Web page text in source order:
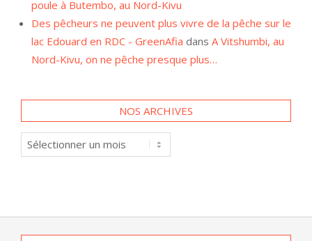
Des pêcheurs ne peuvent plus vivre de la pêche sur le
lac Edouard en RDC - GreenAfiadansA Vitshumbi, au
Nord-Kivu, on ne pêche presque plus…
NOS ARCHIVES
Nos
archives
REVUE DE PRESSE